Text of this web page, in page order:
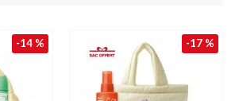
-14 % -17 %